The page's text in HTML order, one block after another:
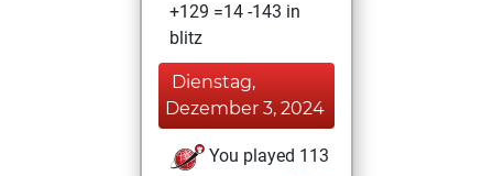
+129 =14 -143 in
blitz
Dienstag,
Dezember 3, 2024
You played 113